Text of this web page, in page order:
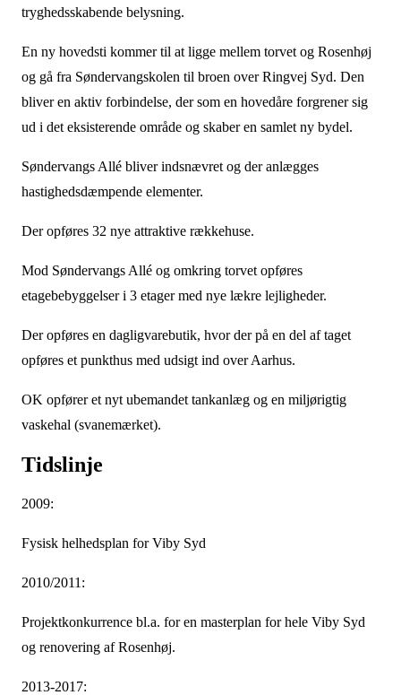
tryghedsskabende belysning.
En ny hovedsti kommer til at ligge mellem torvet og Rosenhøj
og gå fra Søndervangskolen til broen over Ringvej Syd. Den
bliver en aktiv forbindelse, der som en hovedåre forgrener sig
ud i det eksisterende område og skaber en samlet ny bydel.
Søndervangs Allé bliver indsnævret og der anlægges
hastighedsdæmpende elementer.
Der opføres 32 nye attraktive rækkehuse.
Mod Søndervangs Allé og omkring torvet opføres
etagebebyggelser i 3 etager med nye lækre lejligheder.
Der opføres en dagligvarebutik, hvor der på en del af taget
opføres et punkthus med udsigt ind over Aarhus.
OK opfører et nyt ubemandet tankanlæg og en miljørigtig
vaskehal (svanemærket).
Tidslinje
2009:
Fysisk helhedsplan for Viby Syd
2010/2011:
Projektkonkurrence bl.a. for en masterplan for hele Viby Syd
og renovering af Rosenhøj.
2013-2017: